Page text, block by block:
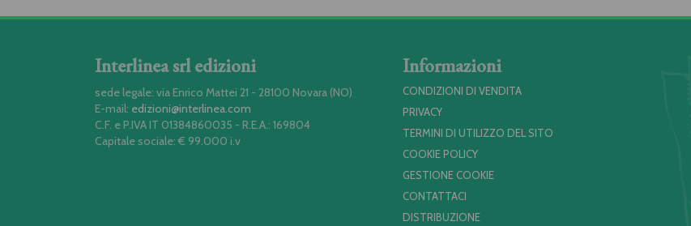
Interlinea srl edizioni
sede legale: via Enrico Mattei 21 - 28100 Novara (NO)
E-mail: edizioni@interlinea.com
C.F. e P.IVA IT 01384860035 - R.E.A.: 169804
Capitale sociale: € 99.000 i.v
Informazioni
CONDIZIONI DI VENDITA
PRIVACY
TERMINI DI UTILIZZO DEL SITO
COOKIE POLICY
GESTIONE COOKIE
CONTATTACI
DISTRIBUZIONE